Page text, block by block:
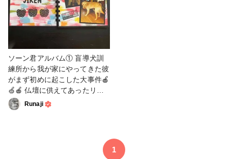
奪い取ったハチミツポット🍯
長い事お気に入りでいつも仰向
していました❤️ #zutter
#binditall #リング式製本機 #手
作りアルバム #スクラップブッ
キング #スタンプ #ダイ #ファ
ンれぽ_クロップパーティー
ソーン君アルバム① 盲導犬訓
練所から我が家にやってきた彼
がまず初めに起こした大事件🍎
🍏🍎 仏壇に供えてあったリン
ゴを丸かじりして上下の犬歯に
ミラクルフィット✨ 本人はこ
キュン鳴いて困ってるところを
父が発見！ どうにもこうにも
Runaji
1